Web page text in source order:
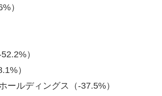
）
）
）
ールディングス（-37.5%）